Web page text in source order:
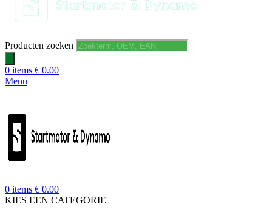
Producten zoeken
0 items € 0.00
Menu
0 items € 0.00
KIES EEN CATEGORIE